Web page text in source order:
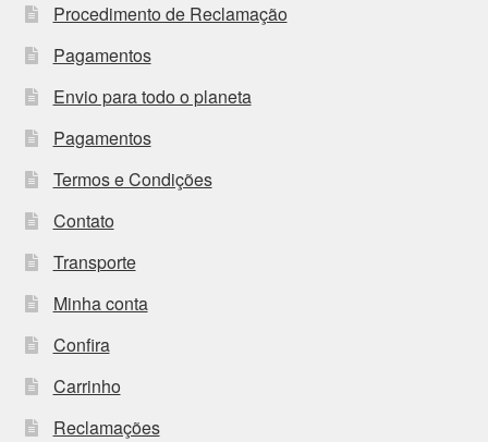
Procedimento de Reclamação
Pagamentos
Envio para todo o planeta
Pagamentos
Termos e Condições
Contato
Transporte
Minha conta
Confira
Carrinho
Reclamações